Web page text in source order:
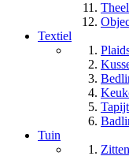
Textiel
Tuin